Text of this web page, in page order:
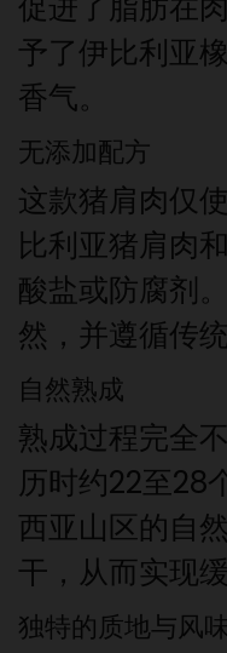
予了伊比利亚
香气。
无添加配方
这款猪肩肉仅
比利亚猪肩肉
酸盐或防腐剂
然，并遵循传统
自然熟成
熟成过程完全
历时约22至28
西亚山区的自
干，从而实现
独特的质地与风